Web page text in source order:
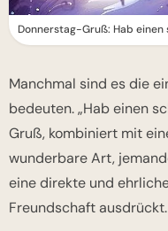
Donnerstag-Gruß: Hab einen
Manchmal sind es die
bedeuten. „Hab einen
Gruß, kombiniert mit
wunderbare Art,
eine direkte und
Freundschaft ausdrückt.